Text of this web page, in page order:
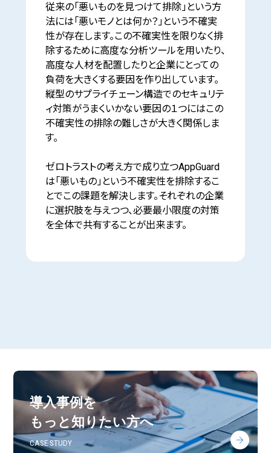
従来の「悪いものを見つけて排除」という方
法には「悪いモノとは何か？」という不確実
性が存在します。この不確実性を限りなく排
除するために高度な分析ツールを用いたり、
高度な人材を配置したりと企業にとっての
負荷を大きくする要因を作り出しています。
縦型のサプライチェーン構造でのセキュリテ
ィ対策がうまくいかない要因の１つにはこの
不確実性の排除の難しさが大きく関係しま
す。
ゼロトラストの考え方で成り立つAppGuard
は「悪いもの」という不確実性を排除するこ
とでこの課題を解決します。それぞれの企業
に選択肢を与えつつ、必要最小限度の対策
を全体で共有することが出来ます。
導入事例を
もっと知りたい方へ
CASE STUDY